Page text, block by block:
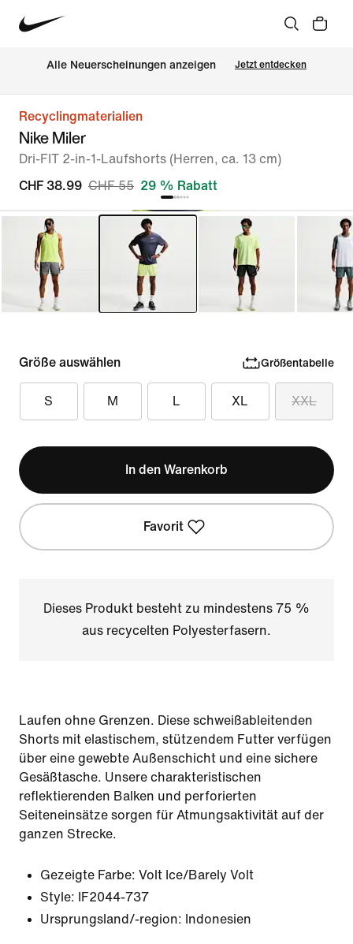
Alle Neuerscheinungen anzeigen Jetzt entdecken
Recyclingmaterialien
Nike Miler
Dri-FIT 2-in-1-Laufshorts (Herren, ca. 13 cm)
CHF 38.99 CHF 55 29 % Rabatt
Größe auswählen Größentabelle
S M L XL XXL
In den Warenkorb
Favorit
Dieses Produkt besteht zu mindestens 75 %
aus recycelten Polyesterfasern.
Laufen ohne Grenzen. Diese schweißableitenden
Shorts mit elastischem, stützendem Futter verfügen
über eine gewebte Außenschicht und eine sichere
Gesäßtasche. Unsere charakteristischen
reflektierenden Balken und perforierten
Seiteneinsätze sorgen für Atmungsaktivität auf der
ganzen Strecke.
Gezeigte Farbe: Volt Ice/Barely Volt
Style:
IF2044-737
Ursprungsland/-region: Indonesien